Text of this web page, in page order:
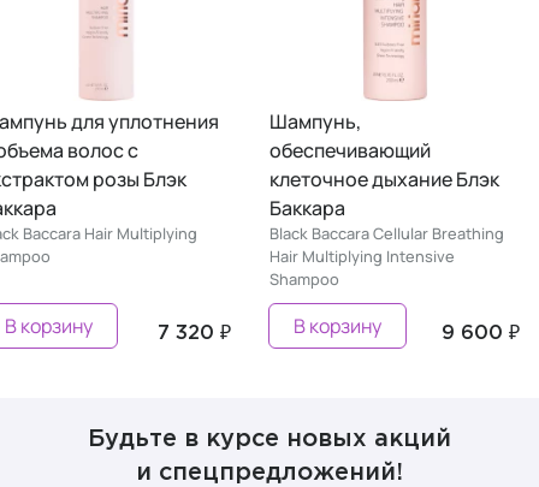
для уплотнения
волос с
розы Блэк
Baccara Hair Multiplying
7 320 ₽
В корзину
Шампунь,
обеспечивающий
клеточное дыхание Блэк
Баккара
Black Baccara Cellular Breathing
Hair Multiplying Intensive
Shampoo
9 600 ₽
В корзину
Будьте в курсе новых акций
и спецпредложений!